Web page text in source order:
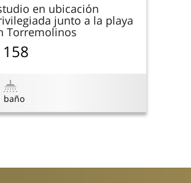
en ubicación
junto a la playa
Torremolinos
baño